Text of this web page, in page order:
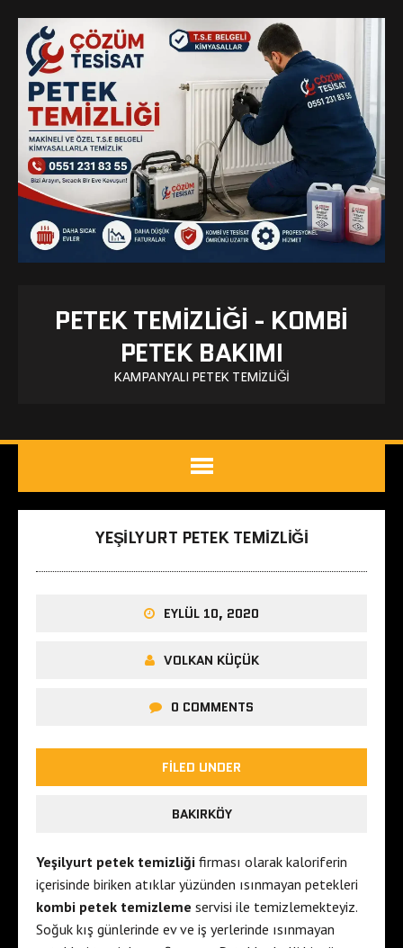
PETEK TEMIZLIĞI - KOMBI
PETEK BAKIMI
KAMPANYALI PETEK TEMIZLIĞI
YEŞILYURT PETEK TEMIZLIĞI
EYLÜL 10, 2020
VOLKAN KÜÇÜK
0 COMMENTS
FILED UNDER
BAKIRKÖY
Yeşilyurt petek temizliği firması olarak kaloriferin
içerisinde biriken atıklar yüzünden ısınmayan petekleri
kombi petek temizleme servisi ile temizlemekteyiz.
Soğuk kış günlerinde ev ve iş yerlerinde ısınmayan